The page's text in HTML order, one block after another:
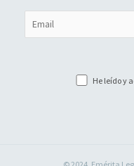
He leído y
© 2024. Emérita